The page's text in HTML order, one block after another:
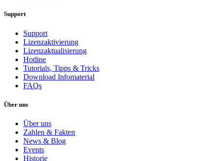
Support
Support
Lizenzaktivierung
Lizenzaktualisierung
Hotline
Tutorials, Tipps & Tricks
Download Infomaterial
FAQs
Über uns
Über uns
Zahlen & Fakten
News & Blog
Events
Historie